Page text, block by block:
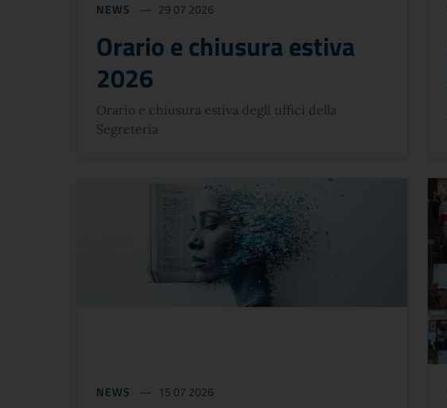
NEWS 29 07 2026
Orario e chiusura estiva
2026
Orario e chiusura estiva degli uffici della
Segreteria
NEWS 15 07 2026